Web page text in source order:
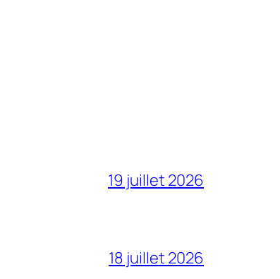
19 juillet 2026
18 juillet 2026